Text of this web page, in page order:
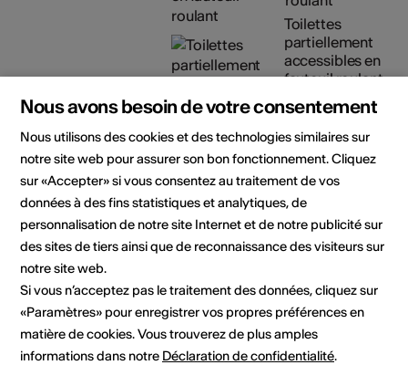
Toilettes
partiellement
accessibles en
fauteuil roulant
Place de parc
partiellement
accessible en
fauteuil roulant
Détails sur l'accessibilité
architecturale
Organisateur
Médiathèque Valais -
Av. de la Gare 15
1920 Martigny
Téléphone +41 (0)27 607 15 40
E-Mail
Nous avons besoin de votre consentement
Nous utilisons des cookies et des technologies similaires sur
notre site web pour assurer son bon fonctionnement. Cliquez
sur «Accepter» si vous consentez au traitement de vos
données à des fins statistiques et analytiques, de
personnalisation de notre site Internet et de notre publicité sur
des sites de tiers ainsi que de reconnaissance des visiteurs sur
notre site web.
Si vous n’acceptez pas le traitement des données, cliquez sur
«Paramètres» pour enregistrer vos propres préférences en
matière de cookies. Vous trouverez de plus amples
informations dans notre Déclaration de confidentialité.